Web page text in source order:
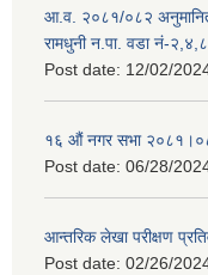
आ.व. २०८१/०८२
रामधुनी न.पा. वडा नं-
Post date: 12/02/
१६ औं नगर सभा
Post date: 06/28/
आन्तरिक लेखा परीक्षण
Post date: 02/26/